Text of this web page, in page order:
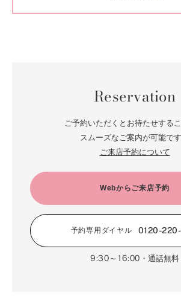
Reservation
ご予約いただくとお待たせする
スムーズなご案内が可能です
ご来店予約について
Webからご来店予約
予約専用ダイヤル 0120-
9:30～16:00 ・通話無料